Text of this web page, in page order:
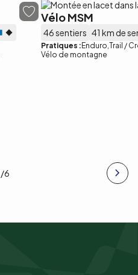
Vélo MSM
46 sentiers 41 km de
Pratiques : Enduro Trail /
Vélo de montagne
/6